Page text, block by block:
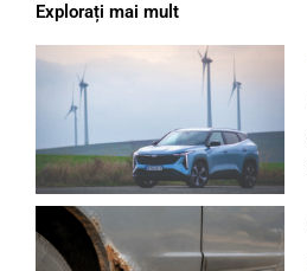
Explorați mai mult